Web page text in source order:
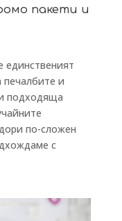
пакети и
единственият
печалбите и
подходяща
по-сложен
с